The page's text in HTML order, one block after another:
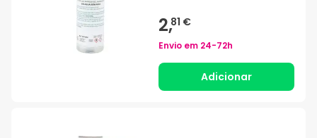
2,81 €
Envio em 24-72h
Adicionar